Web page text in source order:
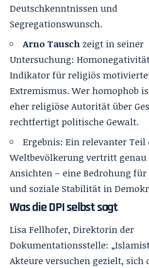
Deutschkenntnissen und
Segregationswunsch.
Arno Tausch zeigt in seiner
Untersuchung:
Indikator für religiös
Extremismus. Wer homophob
eher religiöse Autorität über
rechtfertigt politische Gewalt.
Ergebnis: Ein relevanter Teil
Weltbevölkerung vertritt genau
Ansichten – eine Bedrohung
und soziale Stabilität in
Was die DPI selbst sagt
Lisa Fellhofer, Direktorin der
Dokumentationsstelle:
Akteure versuchen gezielt, sich